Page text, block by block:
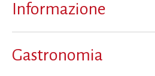
Informazione
Gastronomia